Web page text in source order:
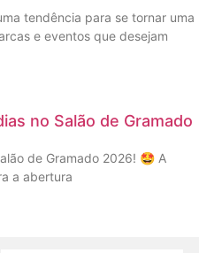
tendência para se tornar uma
e eventos que desejam
no Salão de Gramado
de Gramado 2026! 🤩 A
a abertura